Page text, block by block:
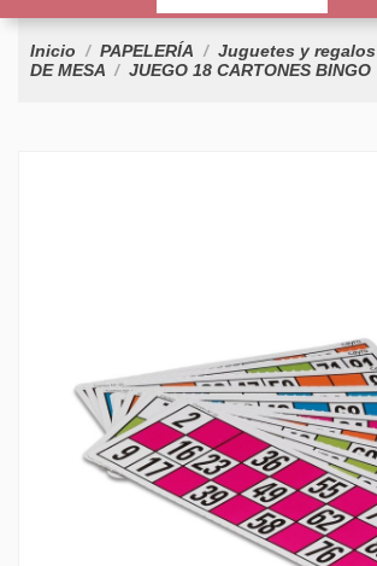
Inicio PAPELERÍA Juguetes y regalos
DE MESA
JUEGO 18 CARTONES BINGO